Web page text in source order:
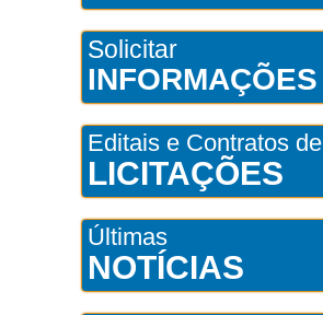
Solicitar
INFORMAÇÕES
Editais e Contratos de
LICITAÇÕES
Últimas
NOTÍCIAS